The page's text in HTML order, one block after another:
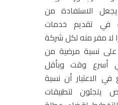
الاستفادة من
في تقديم خدمات
لا مفر منه لكل شركة
نسبة مرضية من
أسرع وقت وبأقل
الاعتبار أن نسبة
يلجئون لتطبيقات